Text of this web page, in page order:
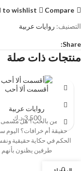
Compare
to wishlist
التصنيف: روايات عربية
Share:
منتجات ذات صلة
أقسمت ألا أحب
روايات عربية
3,500د.ك
هل تؤمن بالحب؟ هل
حقيقة أم خرافات؟ اليوم
الحكم في حكاية حقيقية
طرفين يظنون بأنهم
0